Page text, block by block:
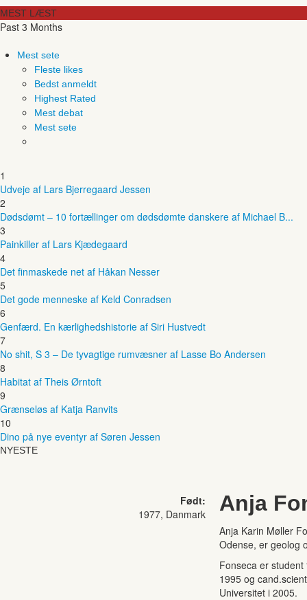
MEST LÆST
Past 3 Months
Mest sete
Fleste likes
Bedst anmeldt
Highest Rated
Mest debat
Mest sete
1
Udveje af Lars Bjerregaard Jessen
2
Dødsdømt – 10 fortællinger om dødsdømte danskere af Michael B...
3
Painkiller af Lars Kjædegaard
4
Det finmaskede net af Håkan Nesser
5
Det gode menneske af Keld Conradsen
6
Genfærd. En kærlighedshistorie af Siri Hustvedt
7
No shit, S 3 – De tyvagtige rumvæsner af Lasse Bo Andersen
8
Habitat af Theis Ørntoft
9
Grænseløs af Katja Ranvits
10
Dino på nye eventyr af Søren Jessen
NYESTE
Født:
1977, Danmark
Anja
Anja Karin Møller
Odense, er geolog
Fonseca er
1995 og
Universitet i 2005.